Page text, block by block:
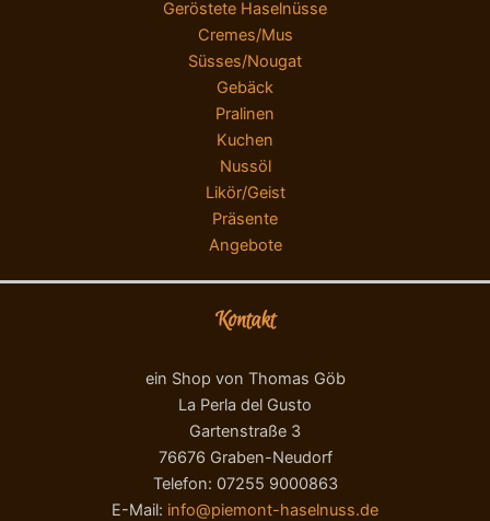
Geröstete Haselnüsse
Cremes/Mus
Süsses/Nougat
Gebäck
Pralinen
Kuchen
Nussöl
Likör/Geist
Präsente
Angebote
Kontakt
ein Shop von Thomas Göb
La Perla del Gusto
Gartenstraße 3
76676 Graben-Neudorf
Telefon: 07255 9000863
E-Mail: info@piemont-haselnuss.de